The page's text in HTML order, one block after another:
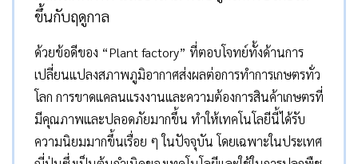
ขึ้นกับฤดูกาล
ด้วยข้อดีของ “Plant factory” ที่ตอบโจทย์ทั้งด้านการ
เปลี่ยนแปลงสภาพภูมิอากาศส่งผลต่อการทำการเกษตรทั่ว
โลก การขาดแคลนแรงงานและความต้องการสินค้าเกษตรที่
มีคุณภาพและปลอดภัยมากขึ้น ทำให้เทคโนโลยีนี้ได้รับ
ความนิยมมากขึ้นเรื่อย ๆ ในปัจจุบัน โดยเฉพาะในประเทศ